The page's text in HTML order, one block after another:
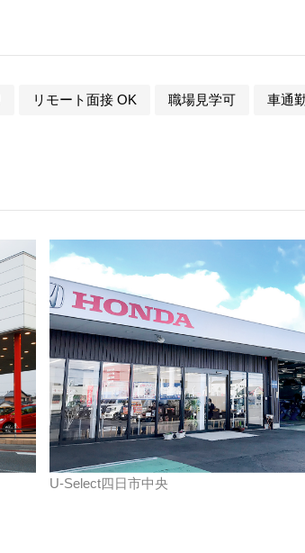
リモート面接 OK 職場見学可 車通
U-Select四日市中央